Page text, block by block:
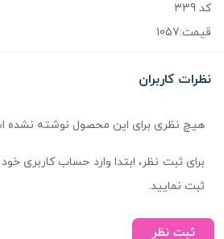
کد 339
قیمت:1057
نظرات کاربران
هیچ نظری برای این محصول نوشته نشده
برای ثبت نظر، ابتدا وارد حساب کاربری
ثبت نمایید.
ثبت نظر